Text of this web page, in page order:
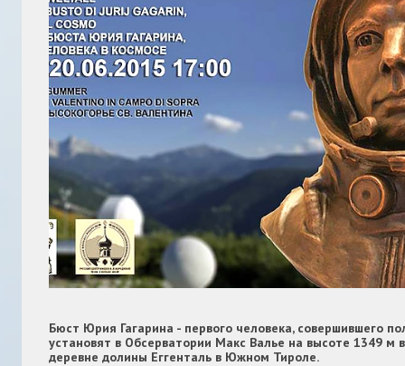
Бюст Юрия Гагарина - первого человека, совершившего
установят в Обсерватории Макс Валье на высоте 1349 м
деревне долины Еггенталь в Южном Тироле.